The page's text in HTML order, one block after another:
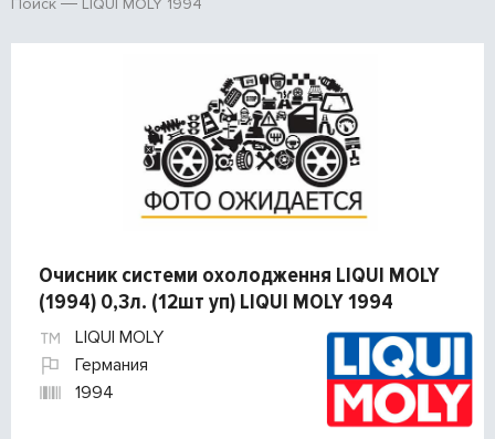
Поиск
Очисник системи охолодження LIQUI MOLY
(1994) 0,3л. (12шт уп) LIQUI MOLY 1994
LIQUI MOLY
Германия
1994